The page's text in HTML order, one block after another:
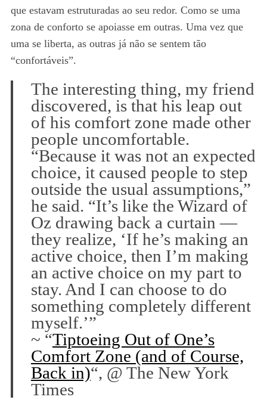
que estavam estruturadas ao seu redor. Como se uma
zona de conforto se apoiasse em outras. Uma vez que
uma se liberta, as outras já não se sentem tão
“confortáveis”.
The interesting thing, my friend
discovered, is that his leap out
of his comfort zone made other
people uncomfortable.
“Because it was not an expected
choice, it caused people to step
outside the usual assumptions,”
he said. “It’s like the Wizard of
Oz drawing back a curtain —
they realize, ‘If he’s making an
active choice, then I’m making
an active choice on my part to
stay. And I can choose to do
something completely different
myself.’”
~ “Tiptoeing Out of One’s
Comfort Zone (and of Course,
Back in)“, @ The New York
Times